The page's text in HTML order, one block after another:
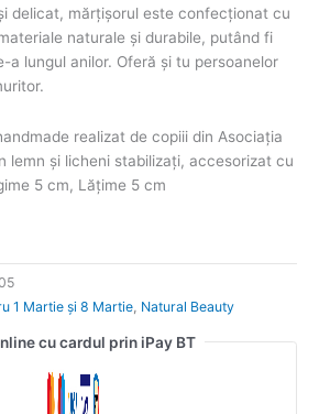
delicat, mărțișorul este confecționat cu
naturale și durabile, putând fi
a lungul anilor. Oferă și tu persoanelor
realizat de copiii din Asociația
lemn și licheni stabilizați, accesorizat cu
5 cm, Lățime 5 cm
1 Martie și 8 Martie Natural Beauty
cu cardul prin iPay BT